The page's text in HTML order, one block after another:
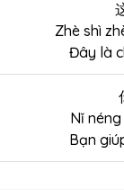
Zhè shì
Đây là
Nǐ
Bạn